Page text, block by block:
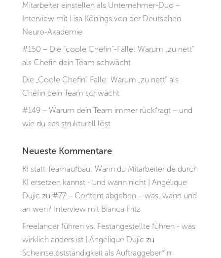
Mitarbeiter einstellen als Unternehmer-Duo –
Interview mit Lisa Könings von der Deutschen
Neuro-Akademie
#150 – Die “coole Chefin”-Falle: Warum „zu nett“
als Chefin dein Team schwächt
Die „Coole Chefin“ Falle: Warum „zu nett“ als
Chefin dein Team schwächt
#149 – Warum dein Team immer rückfragt – und
wie du das strukturell löst
Neueste Kommentare
KI statt Teamaufbau: Wann du Mitarbeitende durch
KI ersetzen kannst - und wann nicht | Angélique
Dujic zu #77 – Content abgeben – was, wann und
an wen? Interview mit Bianca Fritz
Freelancer führen vs. Festangestellte führen - was
wirklich anders ist | Angélique Dujic zu
Scheinselbstständigkeit als Auftraggeber*in